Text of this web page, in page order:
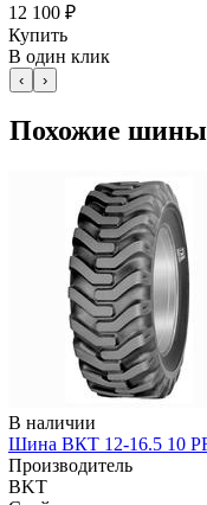
12 100 ₽
Купить
В один клик
‹ ›
Похожие шины
В наличии
Шина ВКТ 12-16.5 10
Производитель
BKT